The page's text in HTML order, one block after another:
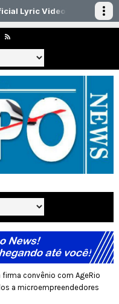
firma convênio com AgeRio
a microempreendedores